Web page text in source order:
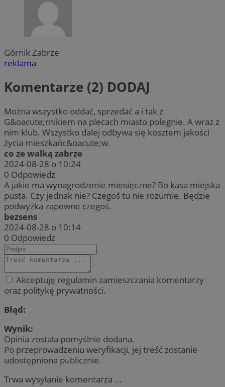
Górnik Zabrze
reklama
Komentarze (2) DODAJ
Można wszystko oddać, sprzedać a i tak z
G&oacute;rnikiem na plecach miasto polegnie. A wraz z
nim klub. Wszystko dalej odbywa się kosztem jakości
życia mieszkańc&oacute;w.
co ze walką zabrze
2024-08-28 o 10:24
0 Odpowiedz
A jakie ma wynagrodzenie miesięczne? Bo kasa miejska
pusta. Czy jednak nie? Czegoś tu nie rozumie. Będzie
podwyżka zapewne czegoś.
bezsens
2024-08-28 o 10:14
0 Odpowiedz
Akceptuję regulamin zamieszczania komentarzy
oraz politykę prywatności.
Błąd:
Wynik:
Opinia została pomyślnie dodana.
Po przeprowadzeniu weryfikacji, jej treść zostanie
udostępniona publicznie.
Trwa wysyłanie komentarza ...